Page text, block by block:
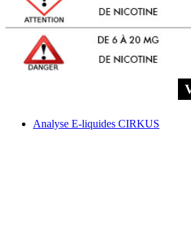
Analyse E-liquides CIRKUS